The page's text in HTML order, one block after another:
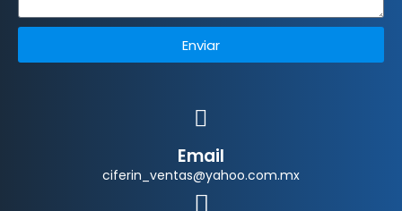
Enviar
Email
ciferin_ventas@yahoo.com.mx